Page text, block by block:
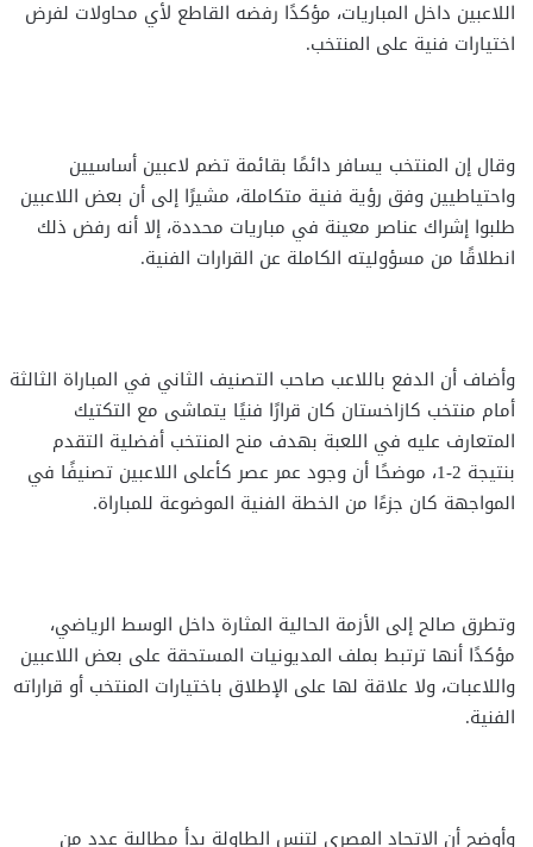
اللاعبين داخل المباريات، مؤكدًا رفضه القاطع لأي محاولات لفرض
اختيارات فنية على المنتخب.
وقال إن المنتخب يسافر دائمًا بقائمة تضم لاعبين أساسيين
واحتياطيين وفق رؤية فنية متكاملة، مشيرًا إلى أن بعض اللاعبين
طلبوا إشراك عناصر معينة في مباريات محددة، إلا أنه رفض ذلك
انطلاقًا من مسؤوليته الكاملة عن القرارات الفنية.
وأضاف أن الدفع باللاعب صاحب التصنيف الثاني في المباراة الثالثة
أمام منتخب كازاخستان كان قرارًا فنيًا يتماشى مع التكتيك
المتعارف عليه في اللعبة بهدف منح المنتخب أفضلية التقدم
بنتيجة 2-1، موضحًا أن وجود عمر عصر كأعلى اللاعبين تصنيفًا في
المواجهة كان جزءًا من الخطة الفنية الموضوعة للمباراة.
وتطرق صالح إلى الأزمة الحالية المثارة داخل الوسط الرياضي،
مؤكدًا أنها ترتبط بملف المديونيات المستحقة على بعض اللاعبين
واللاعبات، ولا علاقة لها على الإطلاق باختيارات المنتخب أو قراراته
الفنية.
وأوضح أن الاتحاد المصري لتنس الطاولة بدأ مطالبة عدد من